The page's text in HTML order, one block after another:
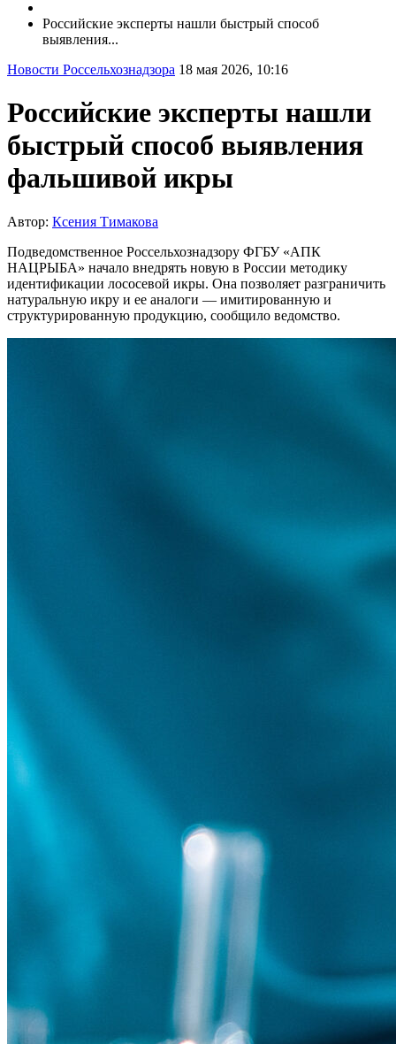
Российские эксперты нашли быстрый способ
выявления...
Новости Россельхознадзора 18 мая 2026, 10:16
Российские эксперты нашли
быстрый способ выявления
фальшивой икры
Автор: Ксения Тимакова
Подведомственное Россельхознадзору ФГБУ «АПК
НАЦРЫБА» начало внедрять новую в России методику
идентификации лососевой икры. Она позволяет разграничить
натуральную икру и ее аналоги — имитированную и
структурированную продукцию, сообщило ведомство.